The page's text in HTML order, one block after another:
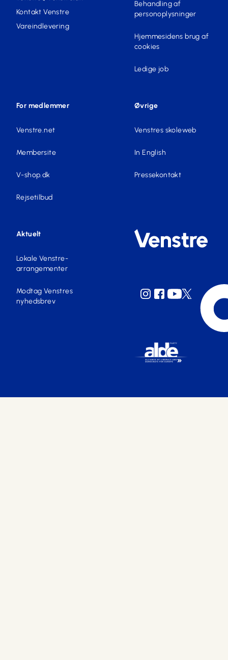
Kontakt Venstre
Vareindlevering
Behandling af
personoplysninger
Hjemmesidens brug af
cookies
Ledige job
For medlemmer
Venstre.net
Membersite
V-shop.dk
Rejsetilbud
Øvrige
Venstres skoleweb
In English
Pressekontakt
Aktuelt
Lokale Venstre-
arrangementer
Modtag Venstres
nyhedsbrev